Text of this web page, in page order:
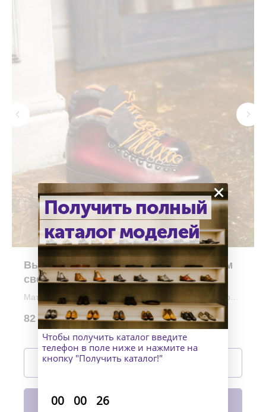
Высокие ботинки хайкеры с эффектом
светотени
Материалы верха: Телячья кожа и замша с эффектом
светотень
Материал подошвы: Кожа и трактор
Изготовление: индивидуально
82 990 р.
Подробнее
Получить полный
каталог моделей
×
Чтобы получить каталог введите
телефон в поле ниже и нажмите на
кнопку "Получить каталог!"
00 00 26